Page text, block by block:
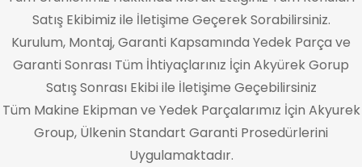
Satış Ekibimiz ile İletişime Geçerek Sorabilirsiniz.
Kurulum, Montaj, Garanti Kapsamında Yedek Parça ve
Garanti Sonrası Tüm İhtiyaçlarınız İçin Akyürek Gorup
Satış Sonrası Ekibi ile İletişime Geçebilirsiniz
Tüm Makine Ekipman ve Yedek Parçalarımız İçin Akyurek
Group, Ülkenin Standart Garanti Prosedürlerini
Uygulamaktadır.